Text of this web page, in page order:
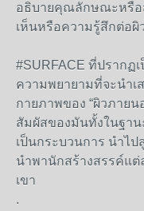
อธิบายคุณลักษณะหรือ
เห็นหรือความรู้สึกต่อผิ
#SURFACE ที่ปราก
ความพยายามที่จะนำเ
กายภาพของ “ผิวภายน
สัมผัสของมันทั้งในฐาน
เป็นกระบวนการ นำไ
นำพานักสร้างสรรค์แต่
เขา
.